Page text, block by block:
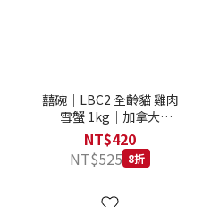
囍碗｜LBC2 全齡貓 雞肉
雪蟹 1kg｜加拿大
Loveabowl 天然無穀糧 1
公斤 成貓 無穀貓飼料
NT$420
NT$525 8折